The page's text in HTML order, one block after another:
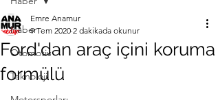
Haber
Otomotiv
Teknoloji
Ford'dan araç içini koruma
formülü
Emre Anamur
9 Tem 2020 2 dakikada okunur